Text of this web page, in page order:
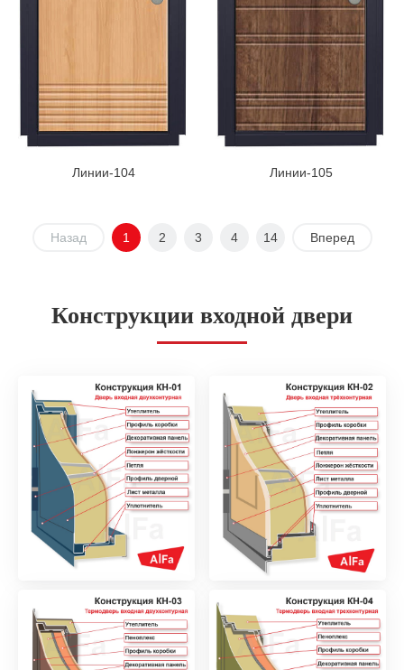
Линии-104 Линии-105
Назад 1 2 3 4 14 Вперед
Конструкции входной двери